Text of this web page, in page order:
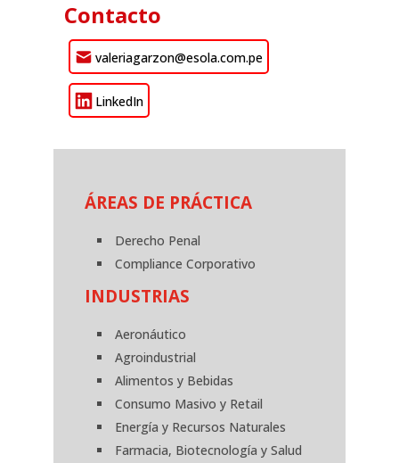
Contacto
valeriagarzon@esola.com.pe
LinkedIn
ÁREAS DE PRÁCTICA
Derecho Penal
Compliance Corporativo
INDUSTRIAS
Aeronáutico
Agroindustrial
Alimentos y Bebidas
Consumo Masivo y Retail
Energía y Recursos Naturales
Farmacia, Biotecnología y Salud